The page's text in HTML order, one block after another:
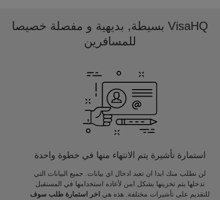
VisaHQ بسيطة, بديهية و مفصلة خصيصا
للمسافرين
استمارة تأشيرة يتم الانتهاء منها في خطوة واحدة
لن نطلب منك ابدا ان تعيد ادخال اي بيانات. جميع البيانات التي
تدخلها يتم تخزينها بشكل امن لأعاده استخدامها في المستقبل
للتقديم على تأشيرات مختلفة. هذه هي
اخر استمارة طلب سوف